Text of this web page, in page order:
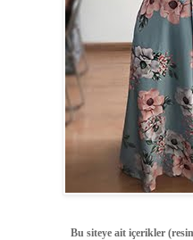
Bu siteye ait içerikler